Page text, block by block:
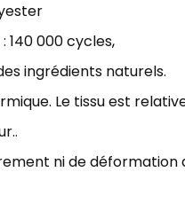
140000 cycles,
ingrédients naturels.
Le tissu est
ni de déformation